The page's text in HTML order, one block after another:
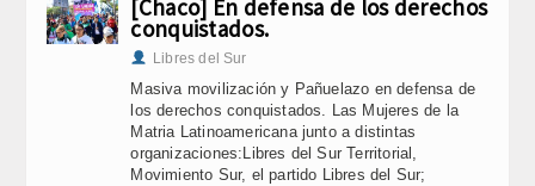
[Chaco] En defensa de los derechos
conquistados.
Libres del Sur
Masiva movilización y Pañuelazo en defensa de
los derechos conquistados. Las Mujeres de la
Matria Latinoamericana junto a distintas
organizaciones:Libres del Sur Territorial,
Movimiento Sur, el partido Libres del Sur;